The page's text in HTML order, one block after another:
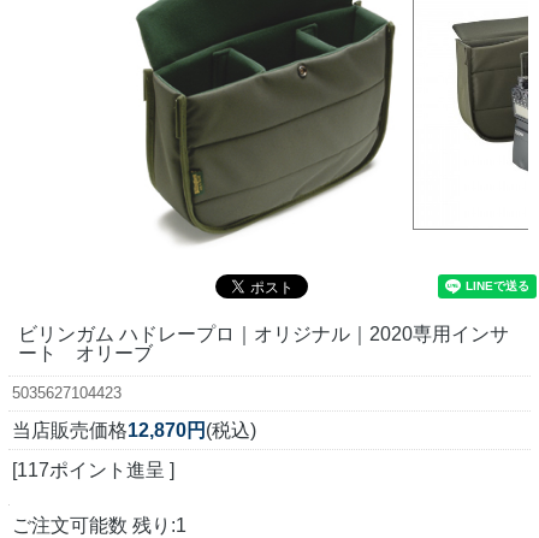
ビリンガム ハドレープロ｜オリジナル｜2020専用インサ
ート オリーブ
5035627104423
当店販売価格12,870円 (税込)
[117ポイント進呈 ]
ご注文可能数 残り:1